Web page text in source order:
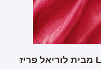
מבית לוריאל פריז